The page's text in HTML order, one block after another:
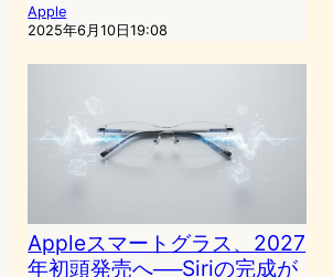
Apple
2025年6月10日19:08
Appleスマートグラス、2027
年初頭発売へ──Siriの完成が